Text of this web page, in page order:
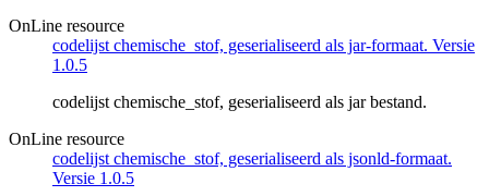
OnLine resource
codelijst chemische_stof, geserialiseerd als jar-formaat. Versie
1.0.5
codelijst chemische_stof, geserialiseerd als jar bestand.
OnLine resource
codelijst chemische_stof, geserialiseerd als jsonld-formaat.
Versie 1.0.5